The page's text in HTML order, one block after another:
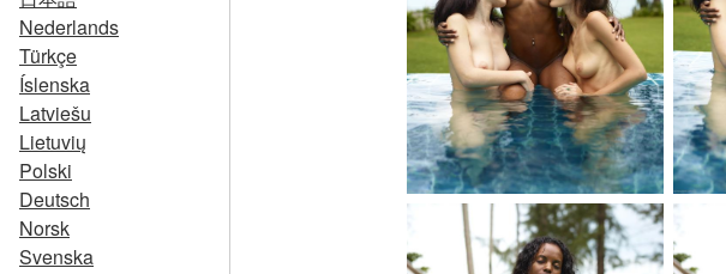
Nederlands
Türkçe
Íslenska
Latviešu
Lietuvių
Polski
Deutsch
Norsk
Svenska